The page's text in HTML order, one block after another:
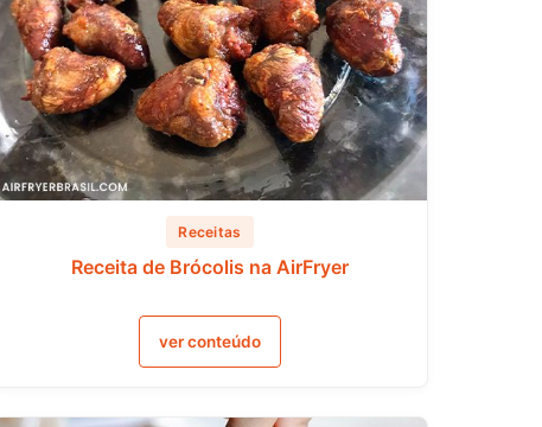
Receitas
Receita de Brócolis na AirFryer
ver conteúdo